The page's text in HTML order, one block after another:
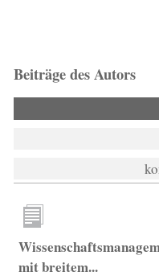
Beiträge des Autors
mit breitem...